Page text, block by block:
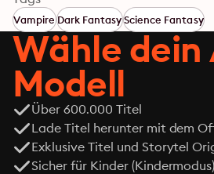
VampireDark FantasyScience Fantasy
Wähle dein
Modell
Über 600.000 Titel
Lade Titel herunter mit dem
Exklusive Titel und Storytel
Sicher für Kinder (Kindermodus)